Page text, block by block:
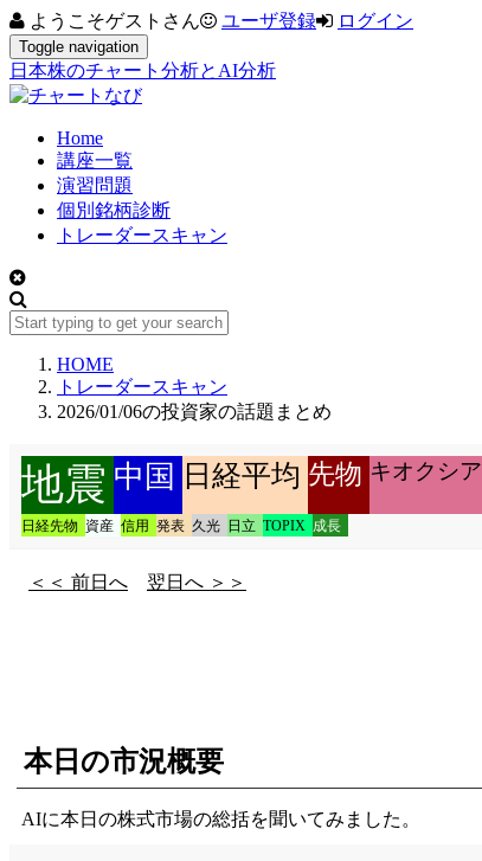
ようこそゲストさん ユーザ登録 ログイン
Toggle navigation
日本株のチャート分析とAI分析
Home
講座一覧
演習問題
個別銘柄診断
トレーダースキャン
HOME
トレーダースキャン
2026/01/06の投資家の話題まとめ
地震 中国 日経平均 先物 キオクシア
日経先物 資産 信用 発表 久光 日立 TOPIX 成長
＜＜ 前日へ 翌日へ ＞＞
本日の市況概要
AIに本日の株式市場の総括を聞いてみました。